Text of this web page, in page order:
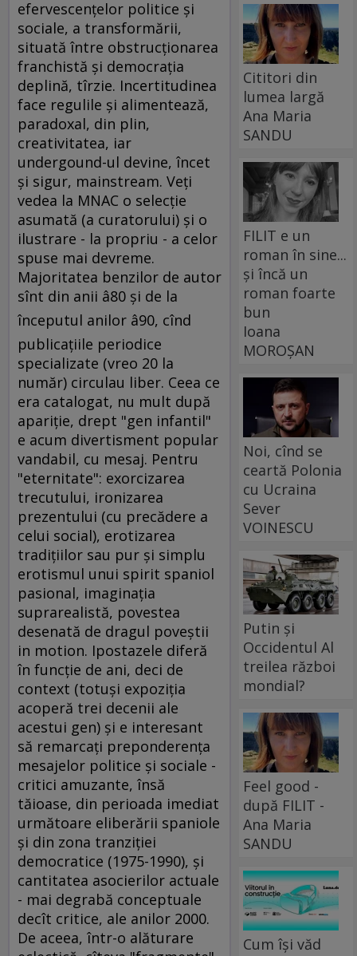
efervescenţelor politice şi
sociale, a transformării,
situată între obstrucţionarea
franchistă şi democraţia
deplină, tîrzie. Incertitudinea
face regulile şi alimentează,
paradoxal, din plin,
creativitatea, iar
undergound-ul devine, încet
şi sigur, mainstream. Veţi
vedea la MNAC o selecţie
asumată (a curatorului) şi o
ilustrare - la propriu - a celor
spuse mai devreme.
Majoritatea benzilor de autor
sînt din anii â80 şi de la
începutul anilor â90, cînd
publicaţiile periodice
specializate (vreo 20 la
număr) circulau liber. Ceea ce
era catalogat, nu mult după
apariţie, drept "gen infantil"
e acum divertisment popular
vandabil, cu mesaj. Pentru
"eternitate": exorcizarea
trecutului, ironizarea
prezentului (cu precădere a
celui social), erotizarea
tradiţiilor sau pur şi simplu
erotismul unui spirit spaniol
pasional, imaginaţia
suprarealistă, povestea
desenată de dragul poveştii
in motion. Ipostazele diferă
în funcţie de ani, deci de
context (totuşi expoziţia
acoperă trei decenii ale
acestui gen) şi e interesant
să remarcaţi preponderenţa
mesajelor politice şi sociale -
critici amuzante, însă
tăioase, din perioada imediat
următoare eliberării spaniole
şi din zona tranziţiei
democratice (1975-1990), şi
cantitatea asocierilor actuale
- mai degrabă conceptuale
decît critice, ale anilor 2000.
De aceea, într-o alăturare
Cititori din
lumea largă
Ana Maria
SANDU
FILIT e un
roman în sine...
și încă un
roman foarte
bun
Ioana
MOROȘAN
Noi, cînd se
ceartă Polonia
cu Ucraina
Sever
VOINESCU
Putin și
Occidentul Al
treilea război
mondial?
Feel good -
după FILIT -
Ana Maria
SANDU
Cum își văd